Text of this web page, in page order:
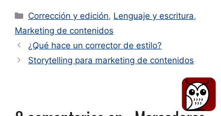
Categorías
Corrección y edición, Lenguaje y escritura,
Marketing de contenidos
¿Qué hace un corrector de estilo?
Storytelling para marketing de contenidos